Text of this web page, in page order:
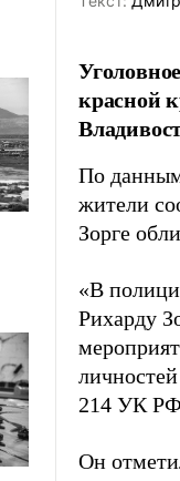
красной
По
жители
Зорге
«В
Рихарду
214 УК
Он